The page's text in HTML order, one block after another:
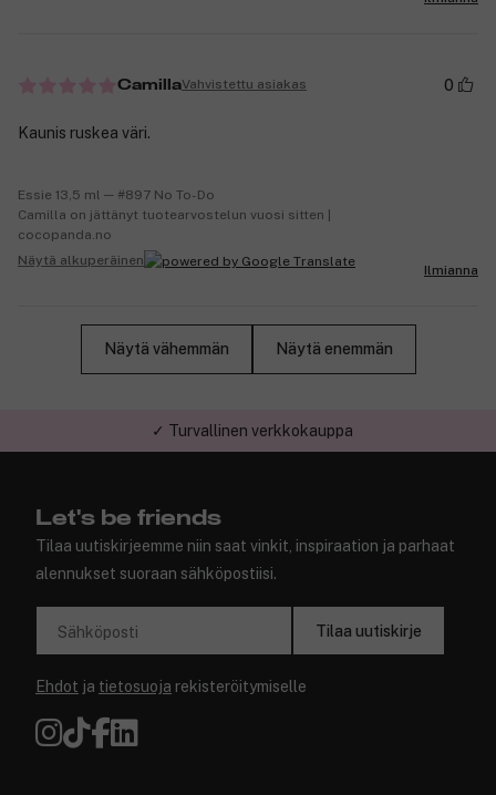
CamillaVahvistettu asiakas 0
Kaunis ruskea väri.
Essie 13,5 ml ─ #897 No To-Do
Camilla on jättänyt tuotearvostelun vuosi sitten |
cocopanda.no
Näytä alkuperäinen
Ilmianna
Näytä vähemmän Näytä enemmän
✓ Turvallinen verkkokauppa
Let's be friends
Tilaa uutiskirjeemme niin saat vinkit, inspiraation ja parhaat
alennukset suoraan sähköpostiisi.
Sähköposti Tilaa uutiskirje
Ehdot ja tietosuoja rekisteröitymiselle